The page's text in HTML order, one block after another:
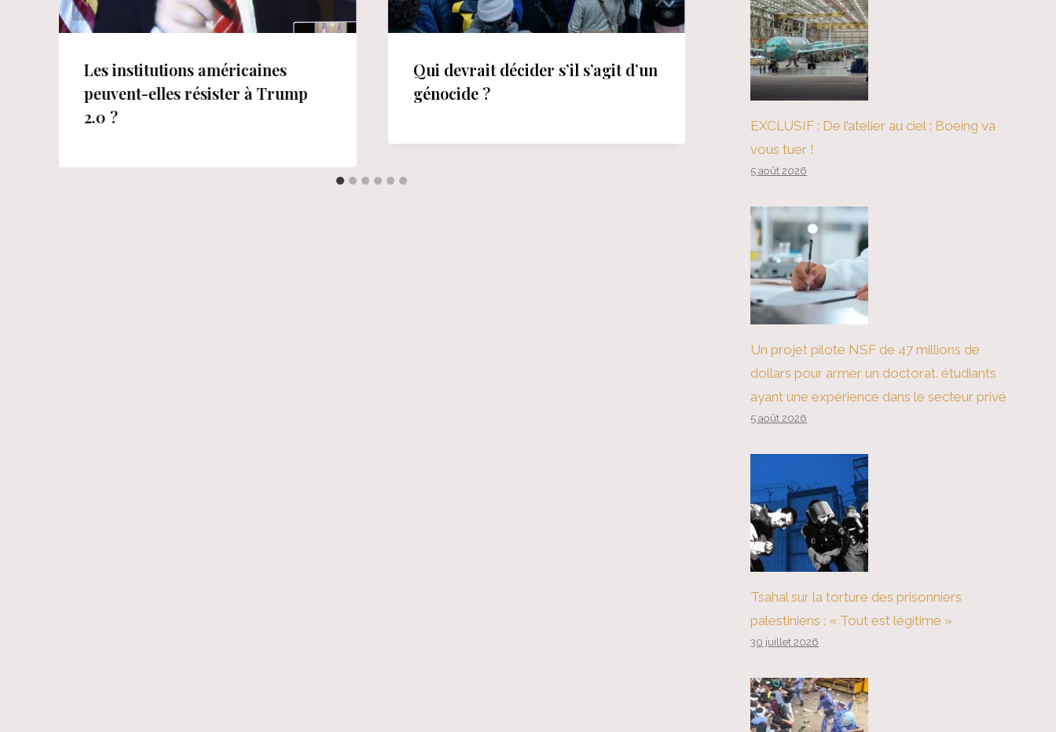
Les institutions américaines
peuvent-elles résister à Trump
2.0 ?
Qui devrait décider s’il s’agit d’un
génocide ?
L’intérêt des États-Unis à mettre
fin à la crise ukrainienne
EXCLUSIF : De l’atelier au ciel : Boeing va
vous tuer !
5 août 2026
Un projet pilote NSF de 47 millions de
dollars pour armer un doctorat. étudiants
ayant une expérience dans le secteur privé
5 août 2026
Tsahal sur la torture des prisonniers
palestiniens : « Tout est légitime »
30 juillet 2026